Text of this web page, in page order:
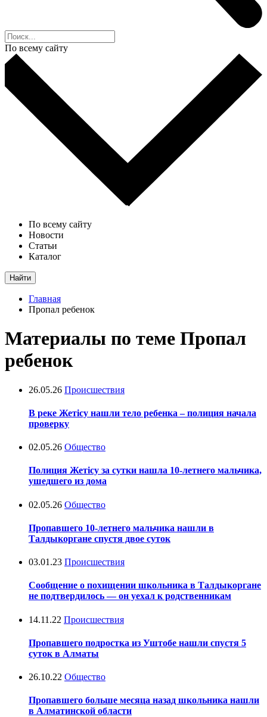
По всему сайту
По всему сайту
Новости
Статьи
Каталог
Найти
Главная
Пропал ребенок
Материалы по теме Пропал
ребенок
26.05.26 Происшествия
В реке Жетісу нашли тело ребенка – полиция начала
проверку
02.05.26 Общество
Полиция Жетісу за сутки нашла 10-летнего мальчика,
ушедшего из дома
02.05.26 Общество
Пропавшего 10-летнего мальчика нашли в
Талдыкоргане спустя двое суток
03.01.23 Происшествия
Сообщение о похищении школьника в Талдыкоргане
не подтвердилось — он уехал к родственникам
14.11.22 Происшествия
Пропавшего подростка из Уштобе нашли спустя 5
суток в Алматы
26.10.22 Общество
Пропавшего больше месяца назад школьника нашли
в Алматинской области